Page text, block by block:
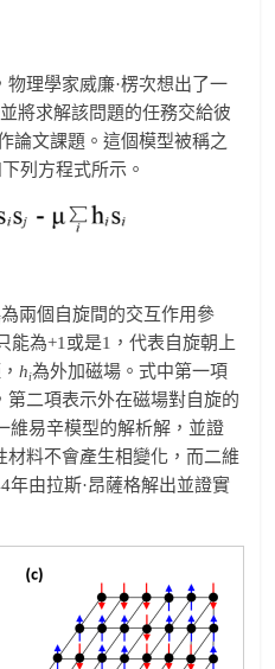
理學家威廉·楞次想出了一
將求解該問題的任務交給彼
論文課題。這個模型被稱之
列方程式所示。
為兩個自旋間的交互作用參
能為+1或是­1，代表自旋朝上
hi為外加磁場。式中第一項
二項表示外在磁場對自旋的
維易辛模型的解析解，並證
料不會產生相變化，而二維
年由拉斯·昂薩格解出並證實